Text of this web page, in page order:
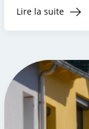
Lire la suite